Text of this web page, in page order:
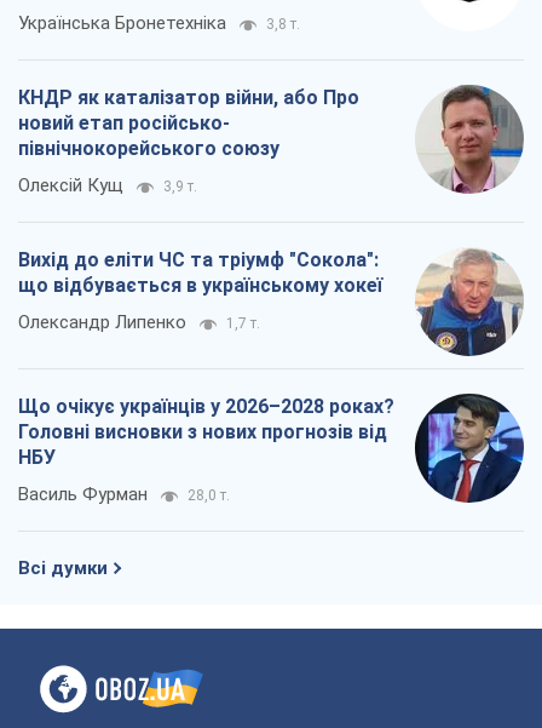
Українська Бронетехніка 3,8 т.
КНДР як каталізатор війни, або Про
новий етап російсько-
північнокорейського союзу
Олексій Кущ 3,9 т.
Вихід до еліти ЧС та тріумф "Сокола":
що відбувається в українському хокеї
Олександр Липенко 1,7 т.
Що очікує українців у 2026–2028 роках?
Головні висновки з нових прогнозів від
НБУ
Василь Фурман 28,0 т.
Всі думки